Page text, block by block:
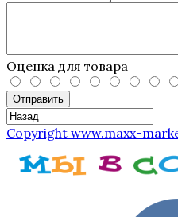
Оценка для товара
Отправить
Copyright www.maxx-